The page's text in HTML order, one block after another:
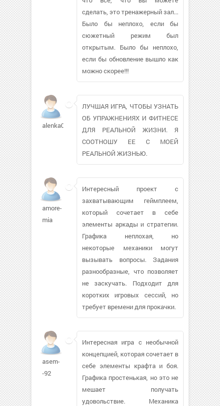
сделать, это тренажерный зал...
Было бы неплохо, если бы
сюжетный режим был
открытым. Было бы неплохо,
если бы обновление вышло как
можно скорее!!!
alenka0080912
ЛУЧШАЯ ИГРА, ЧТОБЫ УЗНАТЬ
ОБ УПРАЖНЕНИЯХ И ФИТНЕСЕ
ДЛЯ РЕАЛЬНОЙ ЖИЗНИ. Я
СООТНОШУ ЕЕ С МОЕЙ
РЕАЛЬНОЙ ЖИЗНЬЮ.
amore-
mia
Интересный проект с
захватывающим геймплеем,
который сочетает в себе
элементы аркады и стратегии.
Графика неплохая, но
некоторые механики могут
вызывать вопросы. Задания
разнообразные, что позволяет
не заскучать. Подходит для
коротких игровых сессий, но
требует времени для прокачки.
asem-
-92
Интересная игра с необычной
концепцией, которая сочетает в
себе элементы крафта и боя.
Графика простенькая, но это не
мешает получать
удовольствие. Механика